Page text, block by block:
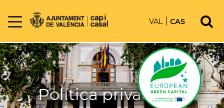
VAL CAS
Política privacidad